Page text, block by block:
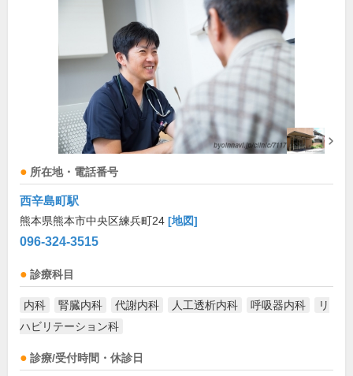
所在地・電話番号
西辛島町駅
熊本県熊本市中央区練兵町24 [地図]
096-324-3515
診療科目
内科 腎臓内科 代謝内科 人工透析内科 呼吸器内科
リ
ハビリテーション科
診療/受付時間・休診日